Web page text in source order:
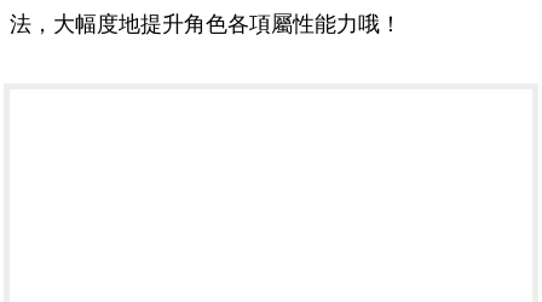
法，大幅度地提升角色各項屬性能力哦！